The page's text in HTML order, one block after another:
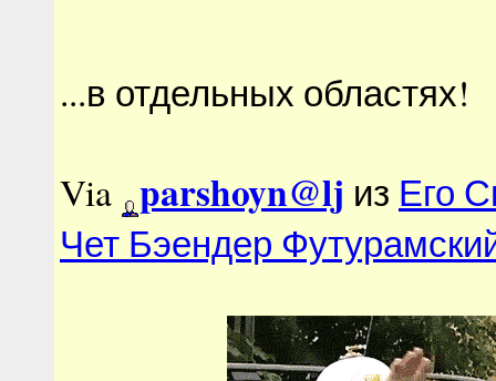
...в отдельных областях!
Via parshoyn@lj из Его
Чет Бэендер